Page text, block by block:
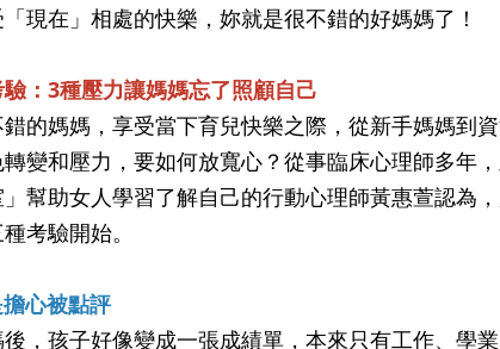
現在」相處的快樂，妳就是很不錯的好媽媽了！
：3種壓力讓媽媽忘了照顧自己
的媽媽，享受當下育兒快樂之際，從新手媽媽到
變和壓力，要如何放寬心？從事臨床心理師多年
」幫助女人學習了解自己的行動心理師黃惠萱認為
考驗開始。
心被點評
，孩子好像變成一張成績單，本來只有工作、學